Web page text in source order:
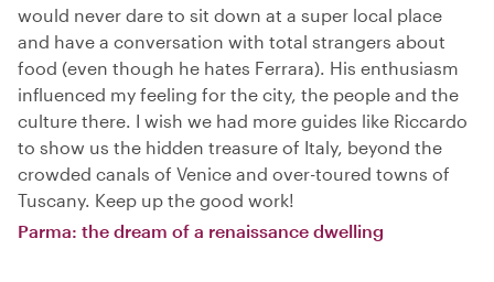
would never dare to sit down at a super local place
and have a conversation with total strangers about
food (even though he hates Ferrara). His enthusiasm
influenced my feeling for the city, the people and the
culture there. I wish we had more guides like Riccardo
to show us the hidden treasure of Italy, beyond the
crowded canals of Venice and over-toured towns of
Tuscany. Keep up the good work!
Parma: the dream of a renaissance dwelling